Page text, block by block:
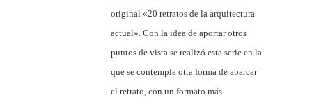
original «20 retratos de la arquitectura
actual». Con la idea de aportar otros
puntos de vista se realizó esta serie en la
que se contempla otra forma de abarcar
el retrato, con un formato más